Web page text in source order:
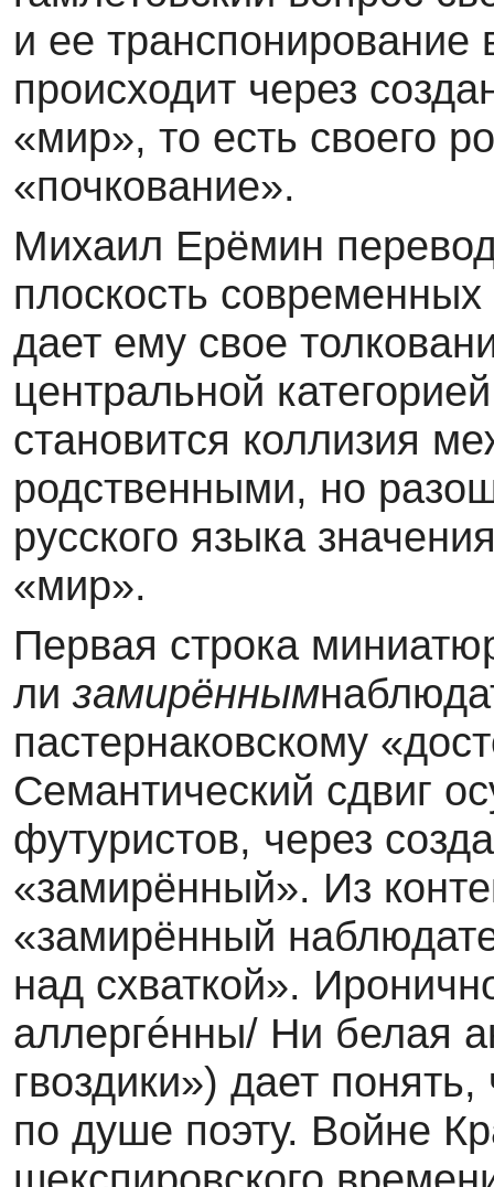
и ее транспонирование
происходит через
«мир», то есть своего
«почкование».
Михаил Ерёмин
плоскость
дает ему свое
центральной
становится коллизия
родственными, но
русского языка
«мир».
Первая строка
ли замирённым
пастернаковскому
Семантический сдвиг
футуристов, через
«замирённый». Из
«замирённый
над схваткой».
аллергéнны/ Ни белая
гвоздики») дает
по душе поэту. Войне